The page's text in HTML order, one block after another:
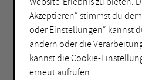
Akzeptieren“ stimmst du
oder Einstellungen“ kannst
ändern oder die
kannst die Cookie-
erneut aufrufen.